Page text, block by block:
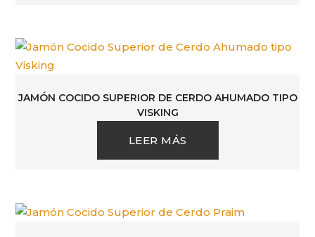
JAMÓN COCIDO SUPERIOR DE CERDO AHUMADO TIPO
VISKING
LEER MÁS